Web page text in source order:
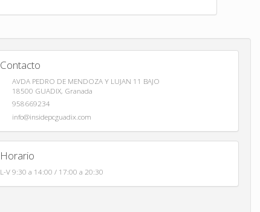
Contacto
AVDA PEDRO DE MENDOZA Y LUJAN 11 BAJO
18500 GUADIX, Granada
958669234
info@insidepcguadix.com
Horario
L-V 9:30 a 14:00 / 17:00 a 20:30